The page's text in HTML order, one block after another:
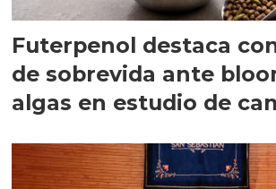
Futerpenol destaca
de sobrevida ante
algas en estudio de